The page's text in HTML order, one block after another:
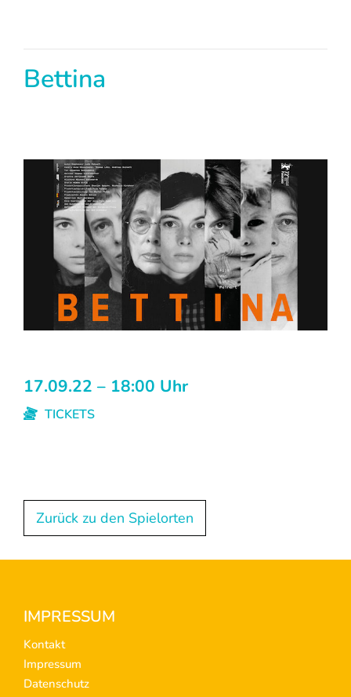
Bettina
17.09.22 – 18:00 Uhr
TICKETS
Zurück zu den Spielorten
Footer
IMPRESSUM
Kontakt
Impressum
Datenschutz